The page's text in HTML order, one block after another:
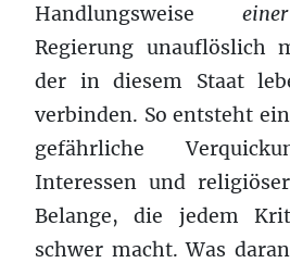
Handlungsweise einer
Regierung unauflöslich
der in diesem Staat
verbinden. So entsteht
gefährliche
Interessen und
Belange, die jedem
schwer macht. Was